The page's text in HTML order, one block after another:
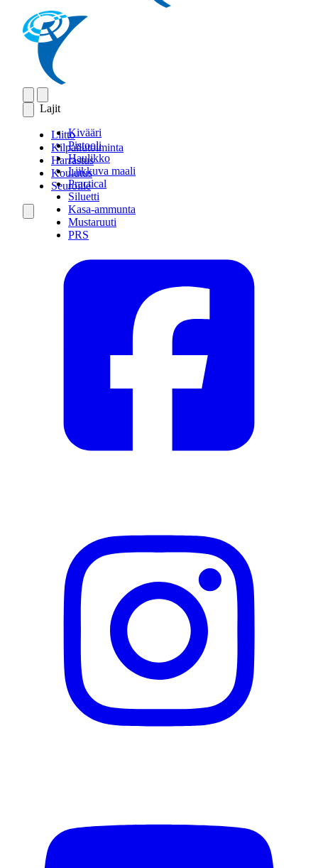
Lajit
Kivääri
Pistooli
Haulikko
Liikkuva maali
Practical
Siluetti
Kasa-ammunta
Mustaruuti
PRS
Liitto
Kilpailutoiminta
Harrastus
Koulutus
Seuroille